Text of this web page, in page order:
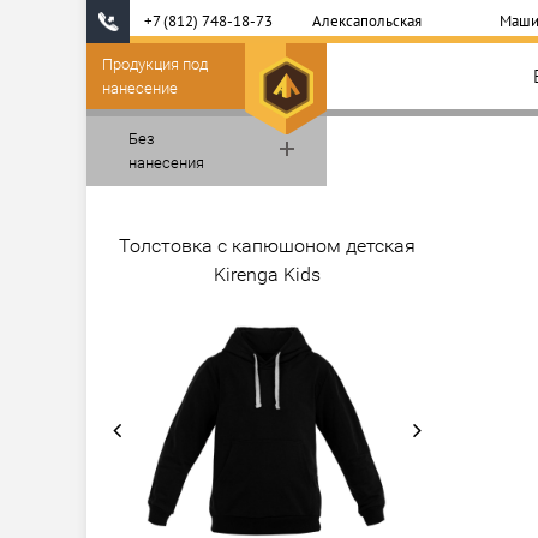
+7 (812) 748-18-73 Алексапольская
Продукция под
нанесение
Без
нанесения
Толстовка с капюшоном детская
Kirenga Kids